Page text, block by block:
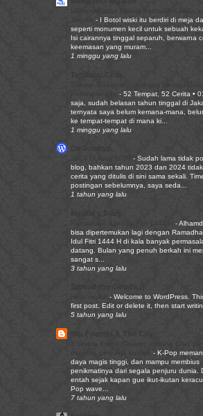
- I Botol wiski itu berdiri di meja
seperti monumen kecil untuk sebuah
Isi cairannya tinggal separuh, berwarna
keemasan yang muram...
1 minggu yang lalu
- 52 Tempat, 52 Cerita •
saja, sudah belasan tahun tinggal di
ternyata saya belum kemana-mana,
ke tempat-tempat di mana ki...
1 minggu yang lalu
- Sudah lama tidak
blog, bahkan tahun 2023 dan 2024
cerita yang ditulis di sini sama sekali.
postingan sebelumnya, saya seda...
1 tahun yang lalu
-
bisa dipertemukan lagi dengan
Idul Fitri 1444 H di kala banyak
datang. Bulan yang penuh berkah ini
sangat s...
3 tahun yang lalu
- Welcome to WordPress.
first post. Edit or delete it, then start
5 tahun yang lalu
- K-Pop
daya magis tinggi, dan mampu membius
penikmatinya dari segala penjuru dunia.
entah sejak kapan gue ikut-ikutan
Pop wave...
7 tahun yang lalu